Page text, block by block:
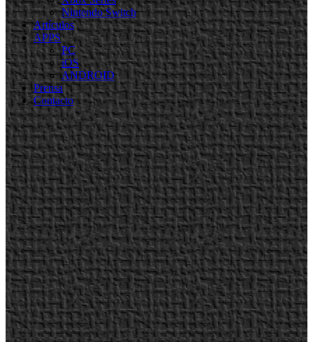
Nintendo Switch
Artículos
APPS
PC
iOS
ANDROID
Prensa
Contacto